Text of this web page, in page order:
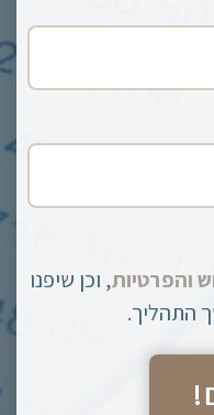
והפרטיות, וכן שיפנו
התהליך.